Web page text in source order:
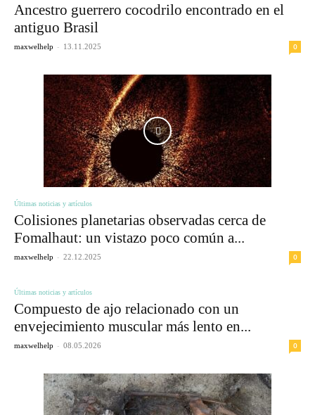
Ancestro guerrero cocodrilo encontrado en el
antiguo Brasil
maxwelhelp - 13.11.2025 0
Últimas noticias y artículos
Colisiones planetarias observadas cerca de
Fomalhaut: un vistazo poco común a...
maxwelhelp - 22.12.2025 0
Últimas noticias y artículos
Compuesto de ajo relacionado con un
envejecimiento muscular más lento en...
maxwelhelp - 08.05.2026 0